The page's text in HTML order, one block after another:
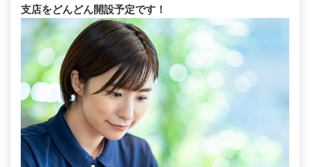
支店をどんどん開設予定です！